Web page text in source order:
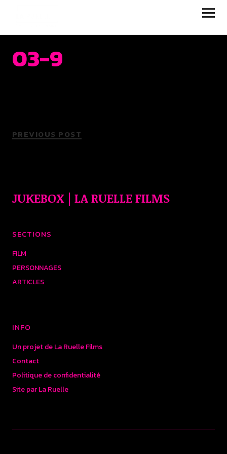
03-9
PREVIOUS POST
JUKEBOX | LA RUELLE FILMS
SECTIONS
FILM
PERSONNAGES
ARTICLES
INFO
Un projet de La Ruelle Films
Contact
Politique de confidentialité
Site par La Ruelle